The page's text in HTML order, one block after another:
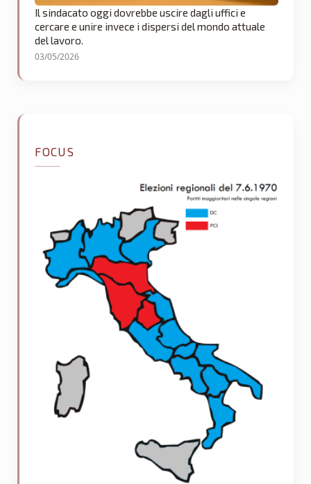
Il sindacato oggi dovrebbe uscire dagli uffici e
cercare e unire invece i dispersi del mondo attuale
del lavoro.
03/05/2026
FOCUS